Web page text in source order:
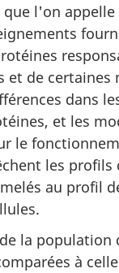
que l'on appelle
et de certaines
dans
et les
le
les
au profil
la population
à